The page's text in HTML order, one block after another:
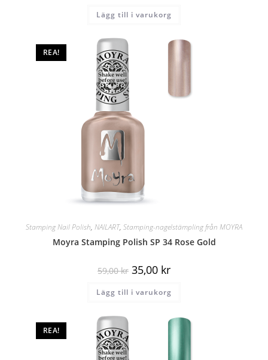
Lägg till i varukorg
REA!
Stamping Nail Polish, NAILART, Stamping-nagelstämpling från MOYRA
Moyra Stamping Polish SP 34 Rose Gold
59,00kr 35,00 kr
Lägg till i varukorg
REA!